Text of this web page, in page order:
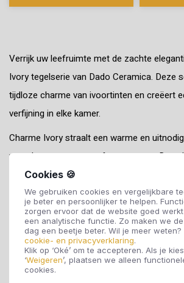
Cookies 🍪
We gebruiken cookies en vergelijkbare
je beter en persoonlijker te helpen.
zorgen ervoor dat de website goed
een analytische functie. Zo maken we
dag een beetje beter. Wil je meer
cookie- en privacyverklaring.
Klik op ‘Oké’ om te accepteren. Als je
‘Weigeren’, plaatsen we alleen
cookies.
Verrijk uw leefruimte met de zachte
Ivory tegelserie van Dado Ceramica. Deze
tijdloze charme van ivoortinten en creëert
verfijning in elke kamer.
Charme Ivory straalt een warme en
waardoor een serene sfeer ontstaat. De
ivoor voegen een vleugje luxe toe aan uw
tijdloze esthetiek wordt gerealiseerd die
interieurstijlen.
Deze tegelserie is niet alleen een visueel
ook een duurzame keuze. Vervaardigd door
belooft Charme Ivory niet alleen de